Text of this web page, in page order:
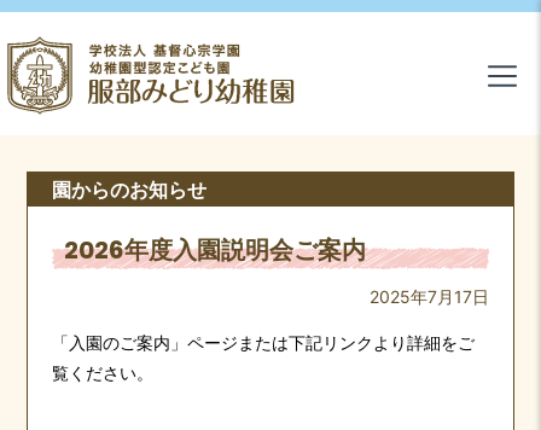
園からのお知らせ
2026年度入園説明会ご案内
2025年7月17日
「入園のご案内」ページまたは下記リンクより詳細をご
覧ください。